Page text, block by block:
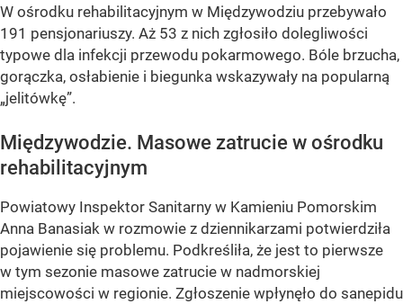
W ośrodku rehabilitacyjnym w Międzywodziu przebywało
191 pensjonariuszy. Aż 53 z nich zgłosiło dolegliwości
typowe dla infekcji przewodu pokarmowego. Bóle brzucha,
gorączka, osłabienie i biegunka wskazywały na popularną
„jelitówkę”.
Międzywodzie. Masowe zatrucie w ośrodku
rehabilitacyjnym
Powiatowy Inspektor Sanitarny w Kamieniu Pomorskim
Anna Banasiak w rozmowie z dziennikarzami potwierdziła
pojawienie się problemu. Podkreśliła, że jest to pierwsze
w tym sezonie masowe zatrucie w nadmorskiej
miejscowości w regionie. Zgłoszenie wpłynęło do sanepidu